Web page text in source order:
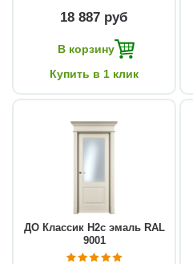
18 887 руб
В корзину
Купить в 1 клик
ДО Классик Н2с эмаль RAL
9001